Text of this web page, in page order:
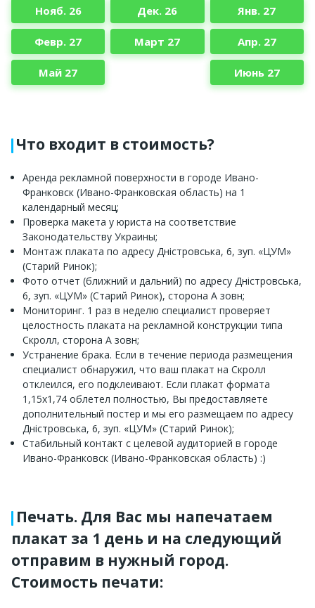
Нояб. 26 Дек. 26 Янв. 27
Февр. 27 Март 27 Апр. 27
Май 27 Июнь 27
Что входит в стоимость?
Аренда рекламной поверхности в городе Ивано-
Франковск (Ивано-Франковская область) на 1
календарный месяц;
Проверка макета у юриста на соответствие
Законодательству Украины;
Монтаж плаката по адресу Дністровська, 6, зуп. «ЦУМ»
(Старий Ринок);
Фото отчет (ближний и дальний) по адресу Дністровська,
6, зуп. «ЦУМ» (Старий Ринок), сторона А зовн;
Мониторинг. 1 раз в неделю специалист проверяет
целостность плаката на рекламной конструкции типа
Скролл, сторона А зовн;
Устранение брака. Если в течение периода размещения
специалист обнаружил, что ваш плакат на Скролл
отклеился, его подклеивают. Если плакат формата
1,15х1,74 облетел полностью, Вы предоставляете
дополнительный постер и мы его размещаем по адресу
Дністровська, 6, зуп. «ЦУМ» (Старий Ринок);
Стабильный контакт с целевой аудиторией в городе
Ивано-Франковск (Ивано-Франковская область) :)
Печать. Для Вас мы напечатаем
плакат за 1 день и на следующий
отправим в нужный город.
Стоимость печати: